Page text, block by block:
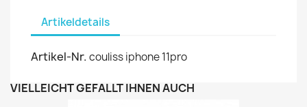
Artikeldetails
Artikel-Nr. couliss iphone 11pro
VIELLEICHT GEFÄLLT IHNEN AUCH